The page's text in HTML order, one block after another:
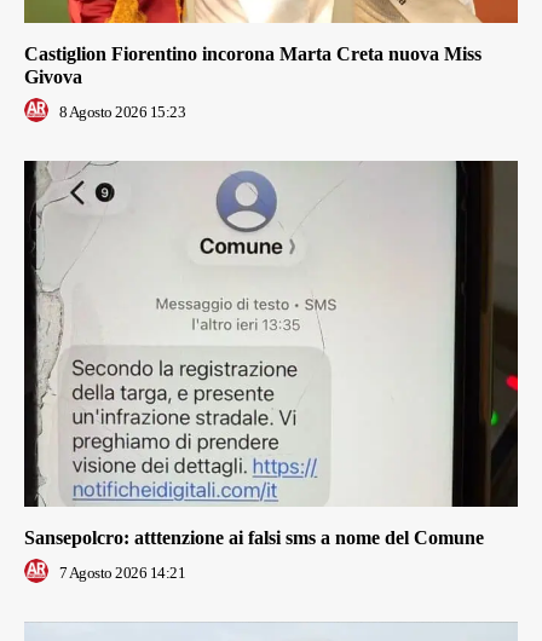
Castiglion Fiorentino incorona Marta Creta nuova Miss
Givova
8 Agosto 2026 15:23
Sansepolcro: atttenzione ai falsi sms a nome del Comune
7 Agosto 2026 14:21